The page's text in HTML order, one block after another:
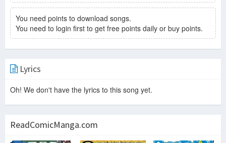
You need points to download songs.
You need to login first to get free points daily or buy points.
Lyrics
Oh! We don't have the lyrics to this song yet.
ReadComicManga.com